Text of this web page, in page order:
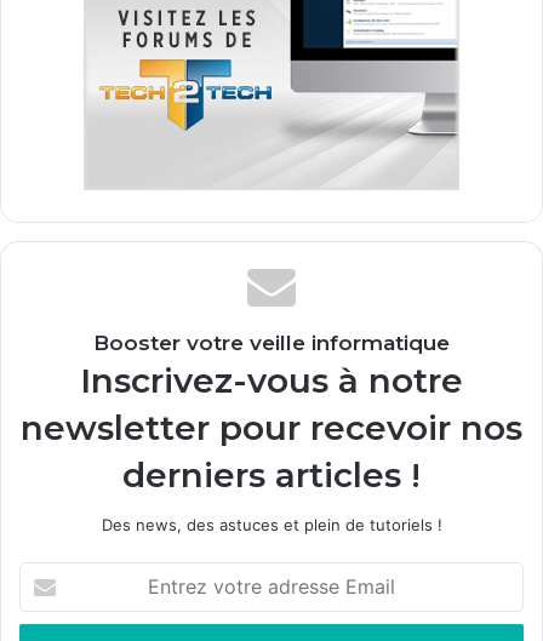
Booster votre veille informatique
Inscrivez-vous à notre
newsletter pour recevoir nos
derniers articles !
Des news, des astuces et plein de tutoriels !
t